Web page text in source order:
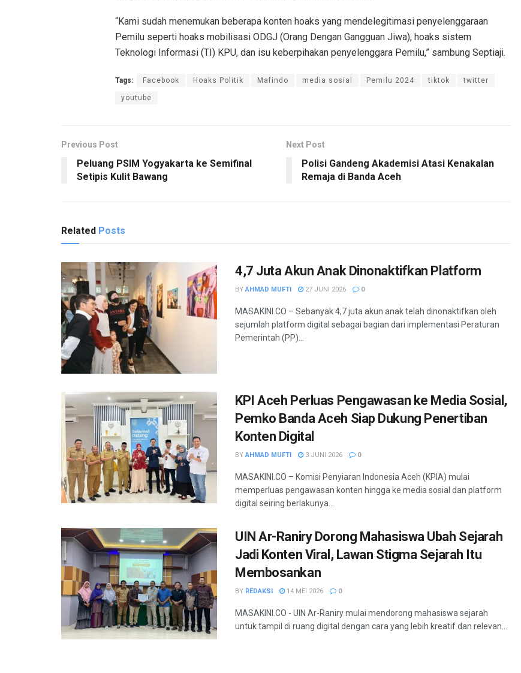
“Kami sudah menemukan beberapa konten hoaks yang mendelegitimasi penyelenggaraan
Pemilu seperti hoaks mobilisasi ODGJ (Orang Dengan Gangguan Jiwa), hoaks sistem
Teknologi Informasi (TI) KPU, dan isu keberpihakan penyelenggara Pemilu,” sambung Septiaji.
Tags: Facebook Hoaks Politik Mafindo media sosial Pemilu 2024 tiktok twitter
youtube
Previous Post
Peluang PSIM Yogyakarta ke Semifinal
Setipis Kulit Bawang
Next Post
Polisi Gandeng Akademisi Atasi Kenakalan
Remaja di Banda Aceh
Related Posts
4,7 Juta Akun Anak Dinonaktifkan Platform
BY AHMAD MUFTI 27 JUNI 2026 0
MASAKINI.CO – Sebanyak 4,7 juta akun anak telah dinonaktifkan oleh
sejumlah platform digital sebagai bagian dari implementasi Peraturan
Pemerintah (PP)...
KPI Aceh Perluas Pengawasan ke Media Sosial,
Pemko Banda Aceh Siap Dukung Penertiban
Konten Digital
BY AHMAD MUFTI 3 JUNI 2026 0
MASAKINI.CO – Komisi Penyiaran Indonesia Aceh (KPIA) mulai
memperluas pengawasan konten hingga ke media sosial dan platform
digital seiring berlakunya...
UIN Ar-Raniry Dorong Mahasiswa Ubah Sejarah
Jadi Konten Viral, Lawan Stigma Sejarah Itu
Membosankan
BY REDAKSI 14 MEI 2026 0
MASAKINI.CO - UIN Ar-Raniry mulai mendorong mahasiswa sejarah
untuk tampil di ruang digital dengan cara yang lebih kreatif dan relevan...